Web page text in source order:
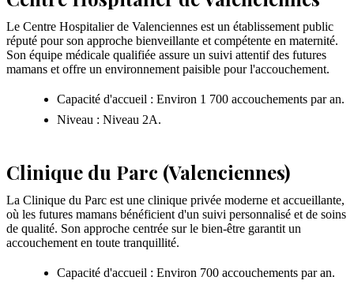
Le Centre Hospitalier de Valenciennes est un établissement public
réputé pour son approche bienveillante et compétente en maternité.
Son équipe médicale qualifiée assure un suivi attentif des futures
mamans et offre un environnement paisible pour l'accouchement.
Capacité d'accueil : Environ 1 700 accouchements par an.
Niveau : Niveau 2A.
Clinique du Parc (Valenciennes)
La Clinique du Parc est une clinique privée moderne et accueillante,
où les futures mamans bénéficient d'un suivi personnalisé et de soins
de qualité. Son approche centrée sur le bien-être garantit un
accouchement en toute tranquillité.
Capacité d'accueil : Environ 700 accouchements par an.